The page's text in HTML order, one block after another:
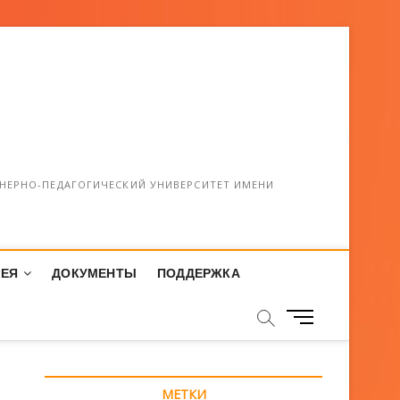
ПЕДАГОГИЧЕСКИЙ УНИВЕРСИТЕТ ИМЕНИ
ДОКУМЕНТЫ ПОДДЕРЖКА
М
ю
МЕТКИ